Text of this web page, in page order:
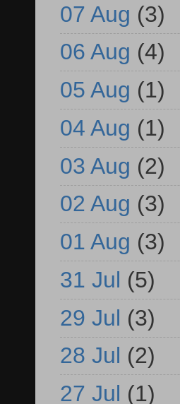
07 Aug (3)
06 Aug (4)
05 Aug (1)
04 Aug (1)
03 Aug (2)
02 Aug (3)
01 Aug (3)
31 Jul (5)
29 Jul (3)
28 Jul (2)
27 Jul (1)